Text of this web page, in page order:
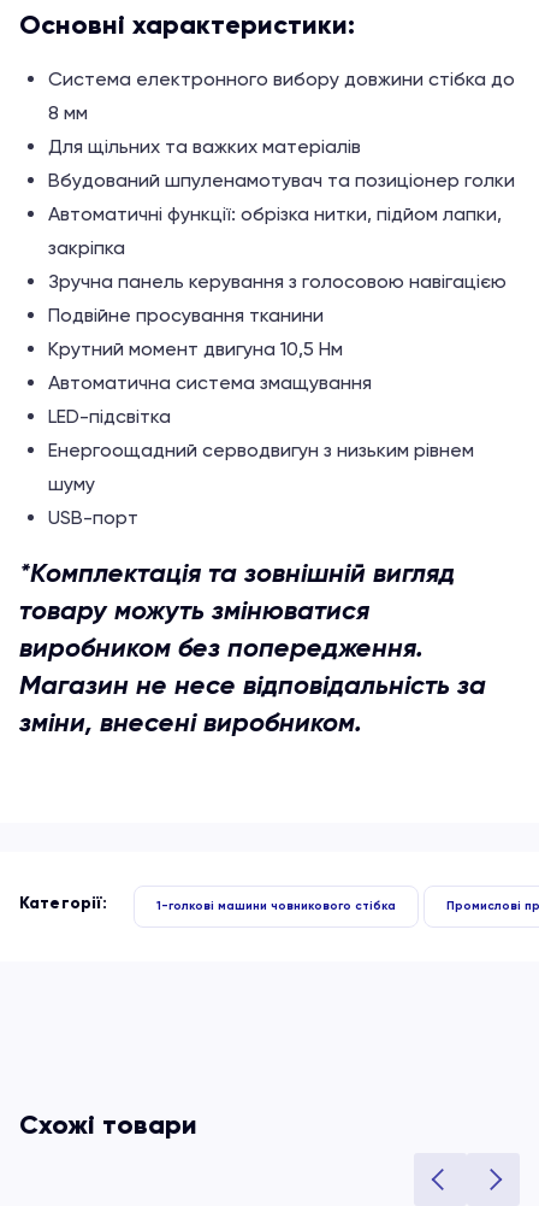
Основні характеристики:
Система електронного вибору довжини стібка до
8 мм
Для щільних та важких матеріалів
Вбудований шпуленамотувач та позиціонер голки
Автоматичні функції: обрізка нитки, підйом лапки,
закріпка
Зручна панель керування з голосовою навігацією
Подвійне просування тканини
Крутний момент двигуна 10,5 Нм
Автоматична система змащування
LED-підсвітка
Енергоощадний серводвигун з низьким рівнем
шуму
USB-порт
*Комплектація та зовнішній вигляд
товару можуть змінюватися
виробником без попередження.
Магазин не несе відповідальність за
зміни, внесені виробником.
Категорії: 1-голкові машини човникового стібка Промислові
Схожі товари